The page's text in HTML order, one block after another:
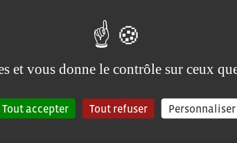
de billets ?
et vous donne le contrôle sur ceux
Tout accepter Tout refuser Personnaliser